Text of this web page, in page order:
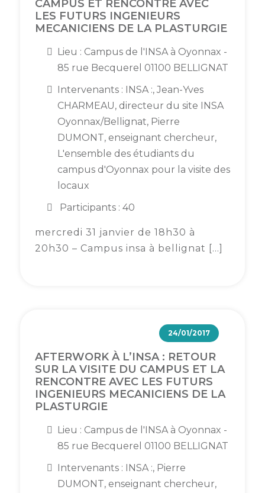
CAMPUS ET RENCONTRE AVEC
LES FUTURS INGENIEURS
MECANICIENS DE LA PLASTURGIE
Lieu : Campus de l'INSA à Oyonnax -
85 rue Becquerel 01100 BELLIGNAT
Intervenants : INSA :, Jean-Yves
CHARMEAU, directeur du site INSA
Oyonnax/Bellignat, Pierre
DUMONT, enseignant chercheur,
L'ensemble des étudiants du
campus d'Oyonnax pour la visite des
locaux
Participants : 40
mercredi 31 janvier de 18h30 à
20h30 – Campus insa à bellignat […]
24/01/2017
AFTERWORK À L’INSA : RETOUR
SUR LA VISITE DU CAMPUS ET LA
RENCONTRE AVEC LES FUTURS
INGENIEURS MECANICIENS DE LA
PLASTURGIE
Lieu : Campus de l'INSA à Oyonnax -
85 rue Becquerel 01100 BELLIGNAT
Intervenants : INSA :, Pierre
DUMONT, enseignant chercheur,